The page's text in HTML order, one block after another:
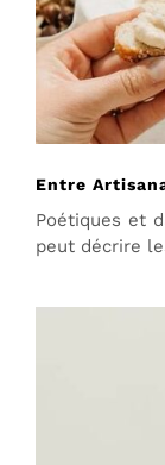
Entre
Poétiques et
peut décrire